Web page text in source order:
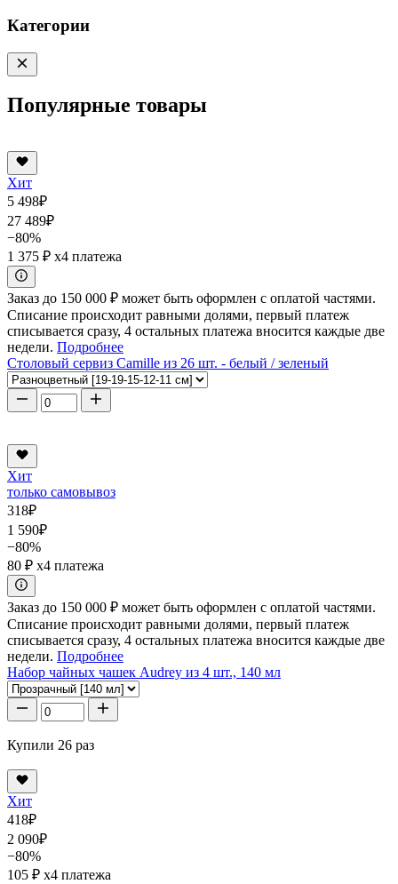
Категории
Популярные товары
Хит
5 498₽
27 489₽
−80%
1 375 ₽ x4 платежа
Заказ до 150 000 ₽ может быть оформлен с оплатой частями.
Списание происходит равными долями, первый платеж
списывается сразу, 4 остальных платежа вносится каждые две
недели. Подробнее
Столовый сервиз Camille из 26 шт. - белый / зеленый
Хит
только самовывоз
318₽
1 590₽
−80%
80 ₽ x4 платежа
Заказ до 150 000 ₽ может быть оформлен с оплатой частями.
Списание происходит равными долями, первый платеж
списывается сразу, 4 остальных платежа вносится каждые две
недели. Подробнее
Набор чайных чашек Audrey из 4 шт., 140 мл
Купили 26 раз
Хит
418₽
2 090₽
−80%
105 ₽ x4 платежа